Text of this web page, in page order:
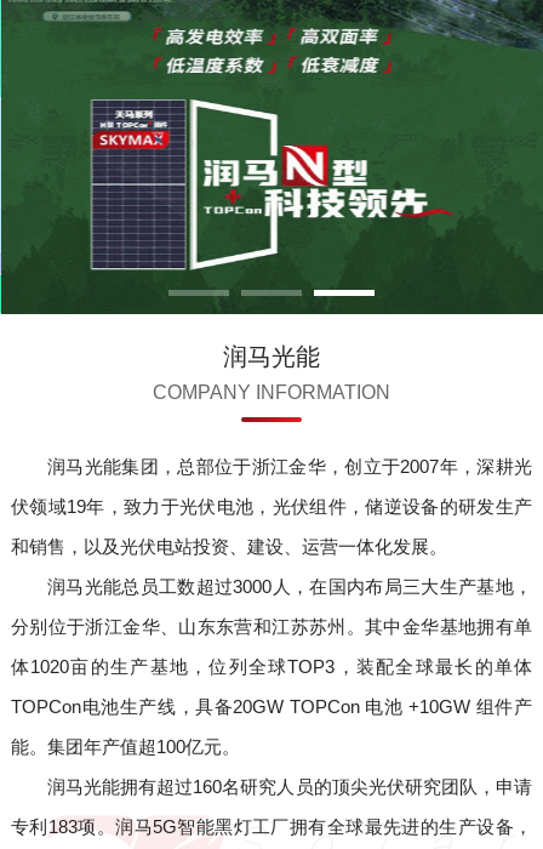
润马光能
COMPANY INFORMATION
润马光能集团，总部位于浙江金华，创立于2007年，深耕光
伏领域19年，致力于光伏电池，光伏组件，储逆设备的研发生产
和销售，以及光伏电站投资、建设、运营一体化发展。
润马光能总员工数超过3000人，在国内布局三大生产基地，
分别位于浙江金华、山东东营和江苏苏州。其中金华基地拥有单
体1020亩的生产基地，位列全球TOP3，装配全球最长的单体
TOPCon电池生产线，具备20GW TOPCon 电池 +10GW 组件产
能。集团年产值超100亿元。
润马光能拥有超过160名研究人员的顶尖光伏研究团队，申请
专利183项。润马5G智能黑灯工厂拥有全球最先进的生产设备，